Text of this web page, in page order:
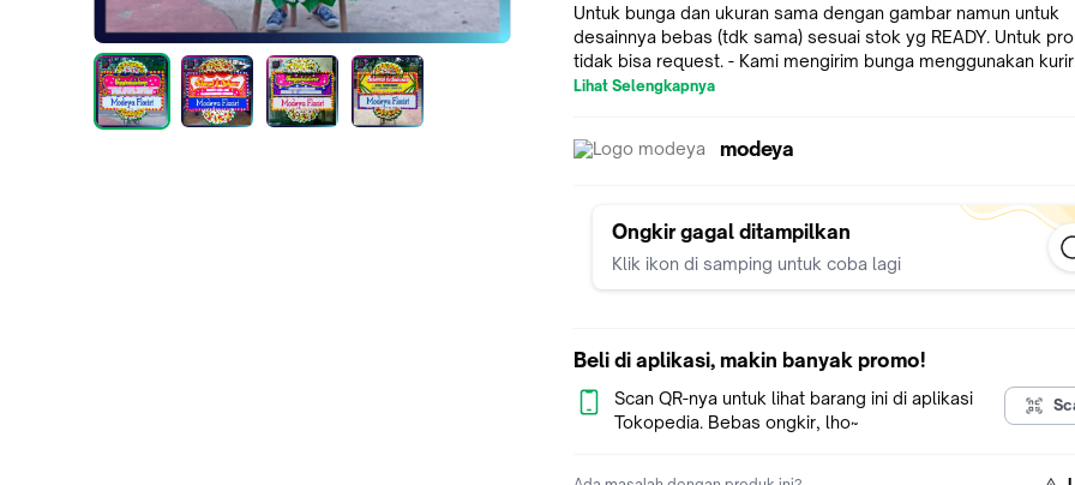
Untuk bunga dan ukuran sama dengan gambar namun untuk
desainnya bebas (tdk sama) sesuai stok yg READY. Untuk
tidak bisa request. - Kami mengirim bunga menggunakan kurir
Modeya Florist BUKAN oleh Ekspedisi. Jadi pada saat order,
hanya untuk pengiriman dokumen. - Untuk Alamat Pengiriman bunga
bunga sebelum pengiriman untuk kakak koreksi via chat, jika
ada tanggapan lebih dari 10 menit maka kami anggap sudah
karena mengingat kondisi macet Jakarta agar tidak telat. - Kami akan
mengirim foto hasil bunga di lokasi, dan untuk mencegah
ini demi meminimalisir persebaran Covid-19. Mohon
kak. -Untuk area pengiriman tertentu yang agak jauh dari lokasi kami
(diluar zona gratis) silahkan chat kami. #REAL PICTURE# #PICTURE
SENDIRI# Murah dan Berkualitas Hanya Bahan Bunga Baru dan
Lihat Selengkapnya
modeya
Ongkir gagal ditampilkan
Klik ikon di samping untuk coba lagi
Beli di aplikasi, makin banyak promo!
Scan QR-nya untuk lihat barang ini di aplikasi
Tokopedia. Bebas ongkir, lho~